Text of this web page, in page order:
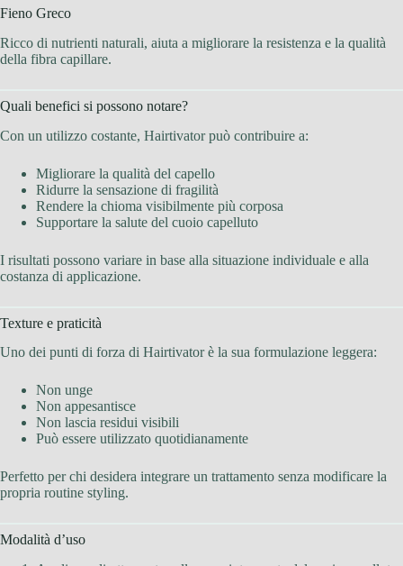
Fieno Greco
Ricco di nutrienti naturali, aiuta a migliorare la resistenza e la qualità
della fibra capillare.
Quali benefici si possono notare?
Con un utilizzo costante, Hairtivator può contribuire a:
Migliorare la qualità del capello
Ridurre la sensazione di fragilità
Rendere la chioma visibilmente più corposa
Supportare la salute del cuoio capelluto
I risultati possono variare in base alla situazione individuale e alla
costanza di applicazione.
Texture e praticità
Uno dei punti di forza di Hairtivator è la sua formulazione leggera:
Non unge
Non appesantisce
Non lascia residui visibili
Può essere utilizzato quotidianamente
Perfetto per chi desidera integrare un trattamento senza modificare la
propria routine styling.
Modalità d’uso